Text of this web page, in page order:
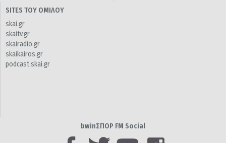
SITES ΤΟΥ ΟΜΙΛΟΥ
skai.gr
skaitv.gr
skairadio.gr
skaikairos.gr
podcast.skai.gr
bwinΣΠΟΡ FM Social